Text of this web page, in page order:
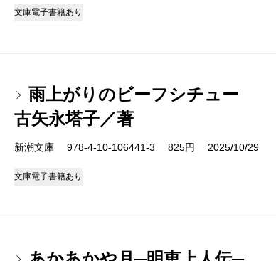
文庫電子書籍あり
雨上がりのビーフシチュー
古矢永塔子／著
新潮文庫 978-4-10-106441-3 825円 2025/10/29
文庫電子書籍あり